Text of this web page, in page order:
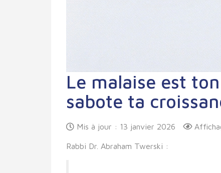
Le malaise est
sabote ta
Mis à jour : 13 janvier 2026
Rabbi Dr. Abraham Twerski :